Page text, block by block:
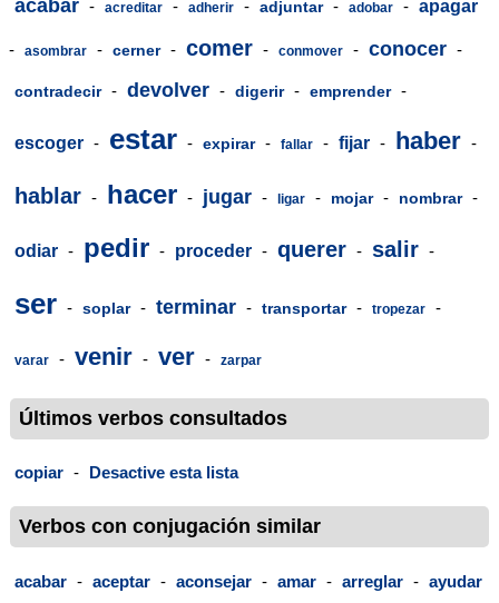
acabar - acreditar - adherir - adjuntar - adobar - apagar
- asombrar - cerner - comer - conmover - conocer -
contradecir - devolver - digerir - emprender -
escoger - estar - expirar - fallar - fijar - haber -
hablar - hacer - jugar - ligar - mojar - nombrar -
odiar - pedir - proceder - querer - salir -
ser - soplar - terminar - transportar - tropezar -
varar - venir - ver - zarpar
Últimos verbos consultados
copiar - Desactive esta lista
Verbos con conjugación similar
acabar - aceptar - aconsejar - amar - arreglar - ayudar